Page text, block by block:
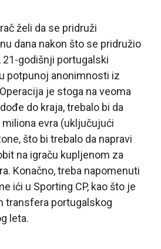
želi da se pridruži
dana nakon što se pridružio
21-godišnji portugalski
potpunoj anonimnosti iz
je stoga na veoma
do kraja, trebalo bi da
evra (uključujući
što bi trebalo da napravi
na igraču kupljenom za
Konačno, treba napomenuti
ići u Sporting CP, kao što je
transfera portugalskog
leta.